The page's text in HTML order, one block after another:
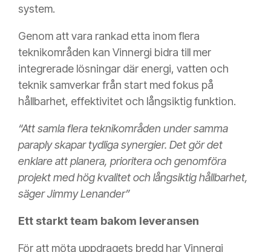
system.
Genom att vara rankad etta inom flera
teknikområden kan Vinnergi bidra till mer
integrerade lösningar där energi, vatten och
teknik samverkar från start med fokus på
hållbarhet, effektivitet och långsiktig funktion.
“Att samla flera teknikområden under samma
paraply skapar tydliga synergier. Det gör det
enklare att planera, prioritera och genomföra
projekt med hög kvalitet och långsiktig hållbarhet,
säger Jimmy Lenander”
Ett starkt team bakom leveransen
För att möta uppdragets bredd har Vinnergi